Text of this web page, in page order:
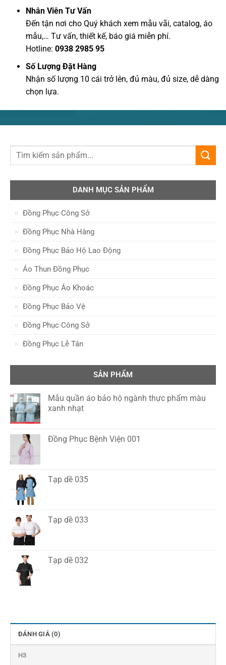
Nhân Viên Tư Vấn
Đến tận nơi cho Quý khách xem mẫu vãi, catalog, áo
mẫu,… Tư vấn, thiết kế, báo giá miễn phí.
Hotline: 0938 2985 95
Số Lượng Đặt Hàng
Nhận số lượng 10 cái trở lên, đủ màu, đủ size, dễ dàng
chọn lựa.
DANH MỤC SẢN PHẨM
Đồng Phục Công Sở
Đồng Phục Nhà Hàng
Đồng Phục Bảo Hộ Lao Động
Áo Thun Đồng Phục
Đồng Phục Áo Khoác
Đồng Phục Bảo Vệ
Đồng Phục Công Sở
Đồng Phục Lễ Tân
SẢN PHẨM
Mẫu quần áo bảo hộ ngành thực phẩm màu
xanh nhạt
Đồng Phục Bệnh Viện 001
Tạp dề 035
Tạp dề 033
Tạp dề 032
ĐÁNH GIÁ (0)
H3